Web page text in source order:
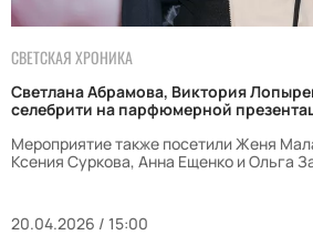
СВЕТСКАЯ ХРОНИКА
Светлана Абрамова, Виктория
селебрити на парфюмерной
Мероприятие также посетили Женя
Ксения Суркова, Анна Ещенко и Ольга
20.04.2026 / 15:00